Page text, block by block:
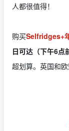
人都很值得！
购买Selfridges+
日可达（下午6点
超划算。英国和